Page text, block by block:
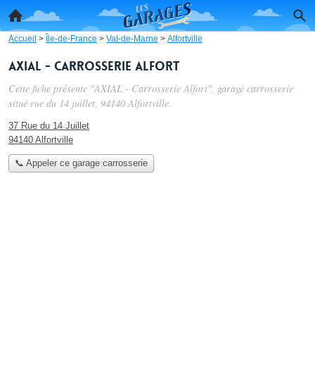
Accueil > Île-de-France > Val-de-Marne > Alfortville
AXIAL - Carrosserie Alfort
Cette fiche présente "AXIAL - Carrosserie Alfort", garage carrosserie
situé rue du 14 juillet, 94140 Alfortville.
37 Rue du 14 Juillet
94140 Alfortville
📞 Appeler ce garage carrosserie